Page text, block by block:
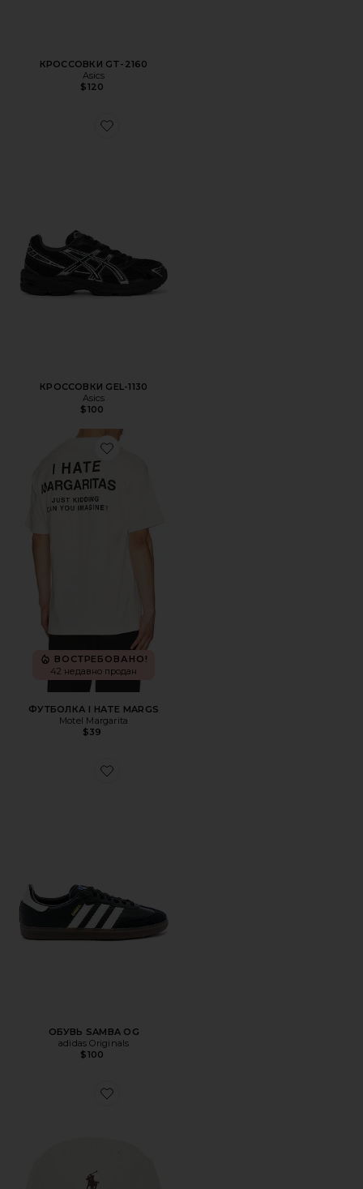
КРОССОВКИ GT-2160
Asics
$120
Favorite КРОССОВКИ GEL-1130
КРОССОВКИ GEL-1130
Asics
$100
Favorite ФУТБОЛКА I HATE MARGS
ВОСТРЕБОВАНО!
42 недавно продан
ФУТБОЛКА I HATE MARGS
Motel Margarita
$39
Favorite ОБУВЬ SAMBA OG
ОБУВЬ SAMBA OG
adidas Originals
$100
Favorite КЕПКА